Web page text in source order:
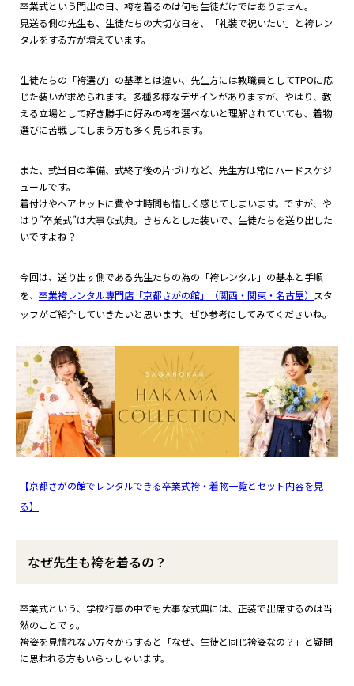
卒業式という門出の日、袴を着るのは何も生徒だけではありません。
見送る側の先生も、生徒たちの大切な日を、「礼装で祝いたい」と袴レン
タルをする方が増えています。
生徒たちの「袴選び」の基準とは違い、先生方には教職員としてTPOに応
じた装いが求められます。多種多様なデザインがありますが、やはり、教
える立場として好き勝手に好みの袴を選べないと理解されていても、着物
選びに苦戦してしまう方も多く見られます。
また、式当日の準備、式終了後の片づけなど、先生方は常にハードスケジ
ュールです。
着付けやヘアセットに費やす時間も惜しく感じてしまいます。ですが、や
はり”卒業式”は大事な式典。きちんとした装いで、生徒たちを送り出した
いですよね？
今回は、送り出す側である先生たちの為の「袴レンタル」の基本と手順
を、 卒業袴レンタル専門店「京都さがの館」（関西・関東・名古屋） スタ
ッフがご紹介していきたいと思います。ぜひ参考にしてみてくださいね。
【京都さがの館でレンタルできる卒業式袴・着物一覧とセット内容を見
る】
なぜ先生も袴を着るの？
卒業式という、学校行事の中でも大事な式典には、正装で出席するのは当
然のことです。
袴姿を見慣れない方々からすると「なぜ、生徒と同じ袴姿なの？」と疑問
に思われる方もいらっしゃいます。